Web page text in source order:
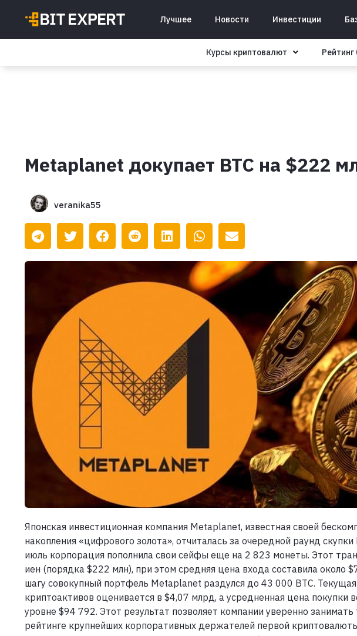
Лучшее Новости Инвестиции
Курсы криптовалют
Metaplanet докупает BTC на $222
veranika55
Японская инвестиционная компания Metaplanet, известная своей
накопления «цифрового золота», отчиталась за очередной раунд
июль корпорация пополнила свои сейфы еще на 2 823 монеты. Этот
иен (порядка $222 млн), при этом средняя цена входа составила около
шагу совокупный портфель Metaplanet раздулся до 43 000 BTC.
криптоактивов оценивается в $4,07 млрд, а усредненная цена покупки
уровне $94 792. Этот результат позволяет компании уверенно
рейтинге крупнейших корпоративных держателей первой